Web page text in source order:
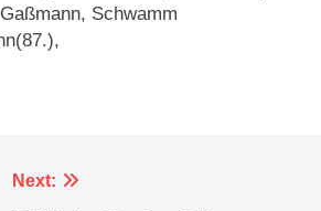
Schwamm
Next: